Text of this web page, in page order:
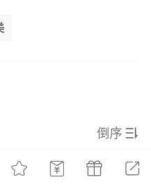
）× 草本
这是一套
倒序